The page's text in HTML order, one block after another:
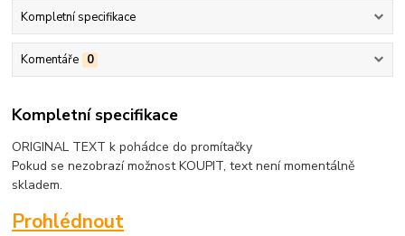
Kompletní specifikace
Komentáře 0
Kompletní specifikace
ORIGINAL TEXT k pohádce do promítačky
Pokud se nezobrazí možnost KOUPIT, text není momentálně
skladem.
Prohlédnout